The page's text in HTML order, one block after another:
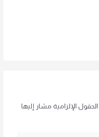
الحقول الإلزامية مشار إليها